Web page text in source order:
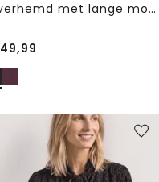
Overhemd met lange mouwen en elastische zoom
49,99